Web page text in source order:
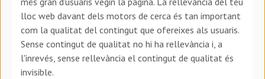
lloc web davant dels motors de cerca és tan important
com la qualitat del contingut que ofereixes als usuaris.
Sense contingut de qualitat no hi ha rellevància i, a
l'inrevés, sense rellevància el contingut de qualitat és
invisible.